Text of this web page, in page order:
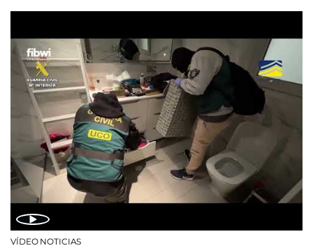
VÍDEO NOTICIAS